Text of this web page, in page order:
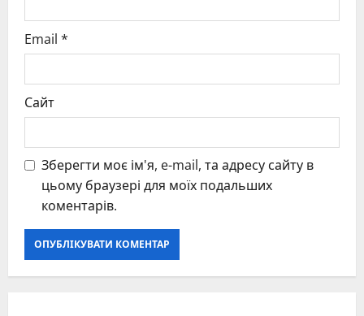
Email *
Сайт
Зберегти моє ім'я, e-mail, та адресу сайту в
цьому браузері для моїх подальших
коментарів.